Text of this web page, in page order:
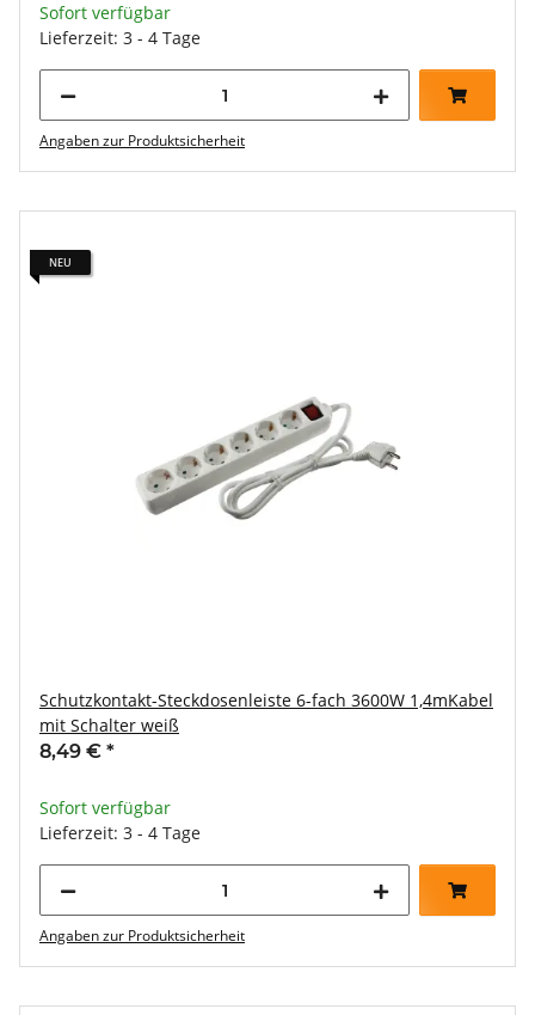
Sofort verfügbar
Lieferzeit: 3 - 4 Tage
Angaben zur Produktsicherheit
NEU
Schutzkontakt-Steckdosenleiste 6-fach 3600W 1,4mKabel
mit Schalter weiß
8,49 € *
Sofort verfügbar
Lieferzeit: 3 - 4 Tage
Angaben zur Produktsicherheit